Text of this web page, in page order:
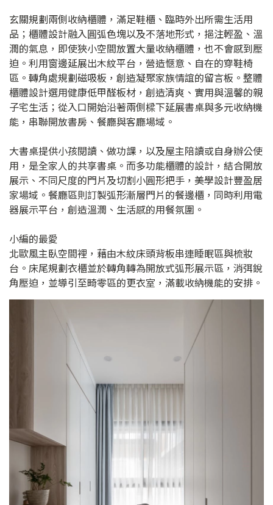
玄關規劃兩側收納櫃體，滿足鞋櫃、臨時外出所需生活用
品；櫃體設計融入圓弧色塊以及不落地形式，挹注輕盈、溫
潤的氣息，即使狹小空間放置大量收納櫃體，也不會感到壓
迫。利用窗邊延展出木紋平台，營造愜意、自在的穿鞋椅
區。轉角處規劃磁吸板，創造凝聚家族情誼的留言板。整體
櫃體設計選用健康低甲醛板材，創造清爽、實用與溫馨的親
子宅生活；從入口開始沿著兩側樑下延展書桌與多元收納機
能，串聯開放書房、餐廳與客廳場域。
大書桌提供小孩閱讀、做功課，以及屋主陪讀或自身辦公使
用，是全家人的共享書桌。而多功能櫃體的設計，結合開放
展示、不同尺度的門片及切割小圓形把手，美學設計豐盈居
家場域。餐廳區則訂製弧形漸層門片的餐邊櫃，同時利用電
器展示平台，創造溫潤、生活感的用餐氛圍。
小編的最愛
北歐風主臥空間裡，藉由木紋床頭背板串連睡眠區與梳妝
台。床尾規劃衣櫃並於轉角轉為開放式弧形展示區，消弭銳
角壓迫，並導引至畸零區的更衣室，滿載收納機能的安排。